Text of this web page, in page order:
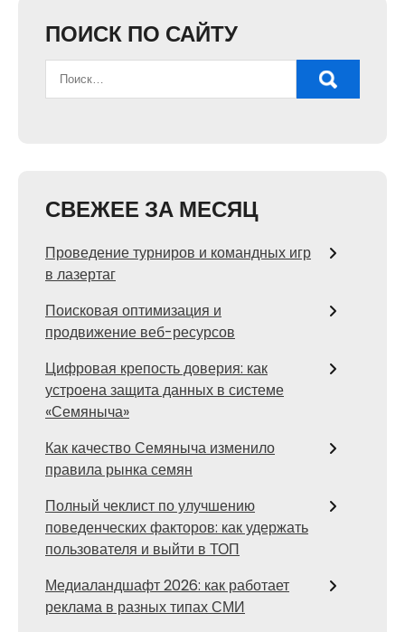
ПОИСК ПО САЙТУ
СВЕЖЕЕ ЗА МЕСЯЦ
Проведение турниров и командных игр
в лазертаг
Поисковая оптимизация и
продвижение веб-ресурсов
Цифровая крепость доверия: как
устроена защита данных в системе
«Семяныча»
Как качество Семяныча изменило
правила рынка семян
Полный чеклист по улучшению
поведенческих факторов: как удержать
пользователя и выйти в ТОП
Медиаландшафт 2026: как работает
реклама в разных типах СМИ